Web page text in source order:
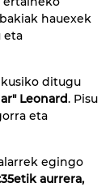
hauexek
eta
ditugu
Leonard. Pisu
eta
egingo
aurrera,